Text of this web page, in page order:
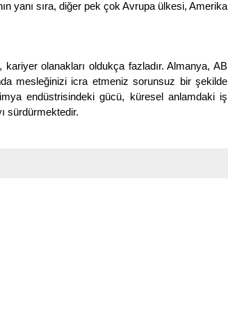
yanı sıra, diğer pek çok Avrupa ülkesi, Amerika
olanakları oldukça fazladır. Almanya, AB
mesleğinizi icra etmeniz sorunsuz bir şekilde
endüstrisindeki gücü, küresel anlamdaki iş
sürdürmektedir.